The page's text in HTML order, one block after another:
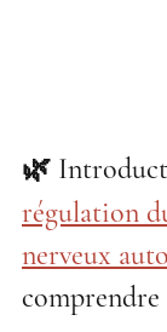
🌿
régulation
nerveux
comprendre